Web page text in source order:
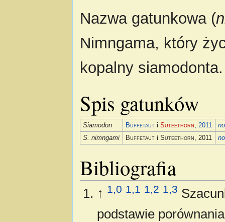
Nazwa gatunkowa (
Nimngama, który
kopalny siamodonta.
Spis gatunków
Siamodon Buffetaut iSuteethorn,2011
S. nimngami
Buffetaut iSuteethorn, 2011
Bibliografia
↑ 1,0 1,1 1,2 1,3
podstawie